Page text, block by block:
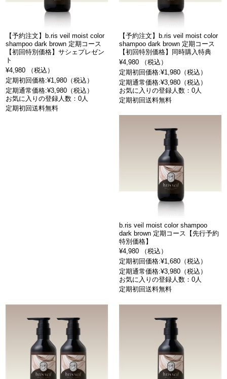
【予約注文】b.ris veil moist color
shampoo dark brown 定期コース
【初回特別価格】サシェプレゼン
ト
¥4,980 （税込）
定期初回価格:¥1,980（税込）
定期通常価格:¥3,980（税込）
お気に入りの登録人数：0人
定期初回送料無料
【予約注文】b.ris veil moist color
shampoo dark brown 定期コース
【初回特別価格】同時購入特典
¥4,980 （税込）
定期初回価格:¥1,980（税込）
定期通常価格:¥3,980（税込）
お気に入りの登録人数：0人
定期初回送料無料
b.ris veil moist color shampoo
dark brown 定期コース【先行予約
特別価格】
¥4,980 （税込）
定期初回価格:¥1,680（税込）
定期通常価格:¥3,980（税込）
お気に入りの登録人数：0人
定期初回送料無料